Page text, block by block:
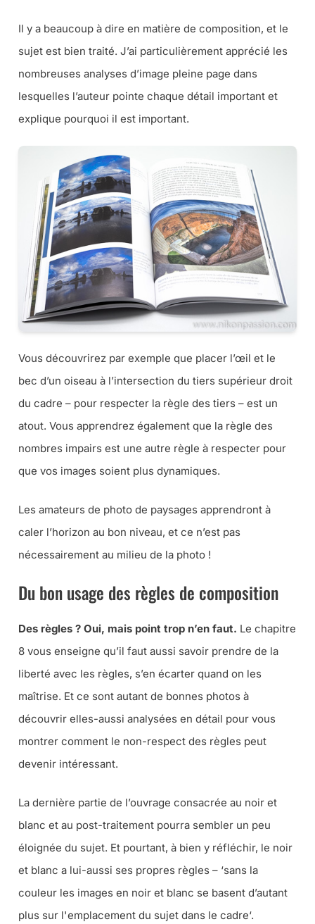
Il y a beaucoup à dire en matière de composition, et le
sujet est bien traité. J’ai particulièrement apprécié les
nombreuses analyses d’image pleine page dans
lesquelles l’auteur pointe chaque détail important et
explique pourquoi il est important.
Vous découvrirez par exemple que placer l’œil et le
bec d’un oiseau à l’intersection du tiers supérieur droit
du cadre – pour respecter la règle des tiers – est un
atout. Vous apprendrez également que la règle des
nombres impairs est une autre règle à respecter pour
que vos images soient plus dynamiques.
Les amateurs de photo de paysages apprendront à
caler l’horizon au bon niveau, et ce n’est pas
nécessairement au milieu de la photo !
Du bon usage des règles de composition
Des règles ? Oui, mais point trop n’en faut. Le chapitre
8 vous enseigne qu’il faut aussi savoir prendre de la
liberté avec les règles, s’en écarter quand on les
maîtrise. Et ce sont autant de bonnes photos à
découvrir elles-aussi analysées en détail pour vous
montrer comment le non-respect des règles peut
devenir intéressant.
La dernière partie de l’ouvrage consacrée au noir et
blanc et au post-traitement pourra sembler un peu
éloignée du sujet. Et pourtant, à bien y réfléchir, le noir
et blanc a lui-aussi ses propres règles – ‘sans la
couleur les images en noir et blanc se basent d’autant
plus sur l'emplacement du sujet dans le cadre‘.